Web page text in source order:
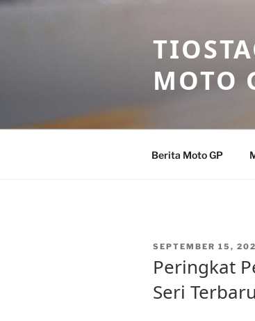
Skip
MOTO
Berita Moto GP
POSTED
SEPTEMBER 15,
Peringkat
Seri Terbaru